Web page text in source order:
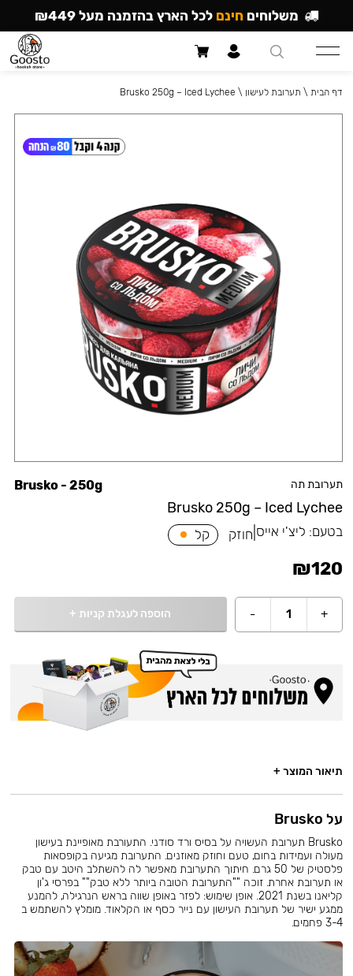
תערובת תה
Brusko 250g – Iced Lychee
Brusko - 250g
בטעם: ליצ'י אייס חוזק קל
₪120
+
1
- הוספה לעגלת קניות +
דף הבית \ תערובת לעישון \
Brusko 250g – Iced Lychee
תיאור המוצר +
על Brusko
Brusko תערובת העשויה על בסיס ורד סודני. התעורבת מאופיינת בעישון
מעולה ועמידות בחום, טעם וחוזק מאוזנים. התערובת מגיעה בקופסאות
פלסטיק של 50 גרם. חיתוך התערובת מאפשר לה להשתלב היטב עם טבק
או תערובת אחרת. זוכה ""התערובת הטובה ביותר ללא טבק"" בפרסי ג'ון
קליאנו בשנת 2021. אופן שימוש: לפזר באופן שווה בראש הנרגילה, להמנע
ממגע ישיר של תערובת העישון עם נייר כסף או הקלאוד. מומלץ להשתמש ב
3-4 פחמים.
משלוחים חינם לכל הארץ בהזמנה מעל ₪449